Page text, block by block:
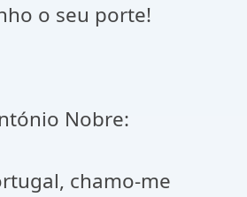
o seu porte!
Nobre:
chamo-me